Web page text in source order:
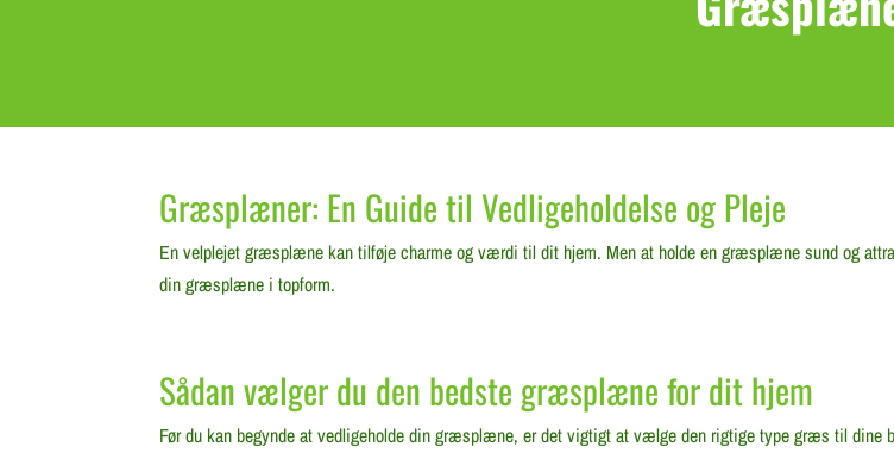
Græsplæner: En Guide til Vedligeholdelse og Pleje
En velplejet græsplæne kan tilføje charme og værdi til dit hjem. Men at holde en græsplæne sund og
din græsplæne i topform.
Sådan vælger du den bedste græsplæne for dit hjem
Før du kan begynde at vedligeholde din græsplæne, er det vigtigt at vælge den rigtige type græs til dine